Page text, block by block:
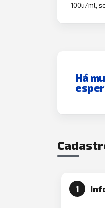
100u/ml,
Há
1